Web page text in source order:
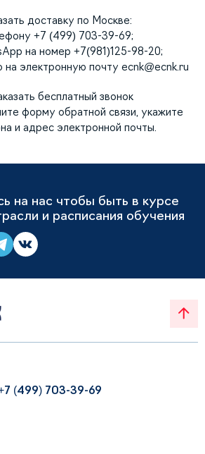
доставку по Москве:
+7 (499) 703-39-69;
на номер +7(981)125-98-20;
на электронную почту ecnk@ecnk.ru
бесплатный звонок
форму обратной связи, укажите
и адрес электронной почты.
на нас чтобы быть в курсе
и расписания обучения
(499) 703-39-69